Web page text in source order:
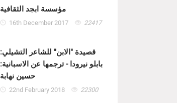
مؤسسة ابجد الثقافية
16th December 2017 22417
قصيدة "الابن" للشاعر التشيلي:
بابلو نيرودا - ترجمها عن الاسبانية:
حسين نهابة
22nd February 2018 22300